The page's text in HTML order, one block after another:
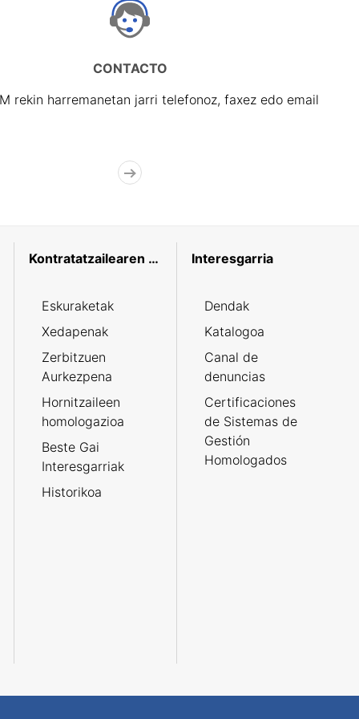
CONTACTO
rekin harremanetan jarri telefonoz, faxez edo email
Kontratatzailearen profila
Eskuraketak
Xedapenak
Zerbitzuen
Aurkezpena
Hornitzaileen
homologazioa
Beste Gai
Interesgarriak
Historikoa
Interesgarria
Dendak
Katalogoa
Canal de
denuncias
Certificaciones
de Sistemas de
Gestión
Homologados